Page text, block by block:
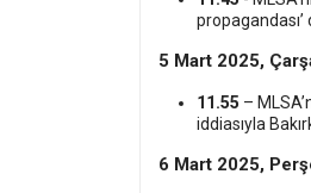
5 Mart 2025,
11.55 –
iddiasıyla
6 Mart 2025,